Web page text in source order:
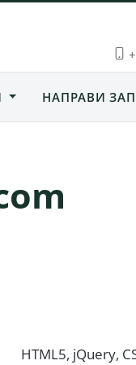
НАПРАВИ
HTML5, jQuery,